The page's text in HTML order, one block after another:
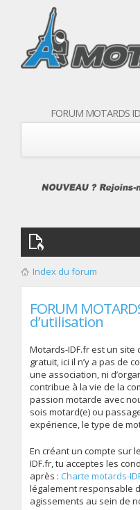
FORUM MOTARDS
Qui sommes nous
Les membres
Index du forum
FORUM
d’utilisation
Motards-IDF.fr est un
gratuit, ici il n’y a pas de
une association, ni
contribue à la vie de la
passion motarde avec
sois motard(e) ou
expérience, le type de
En créant un compte sur
IDF.fr, tu acceptes les
après : Charte motards-
légalement responsable
agissements au sein de